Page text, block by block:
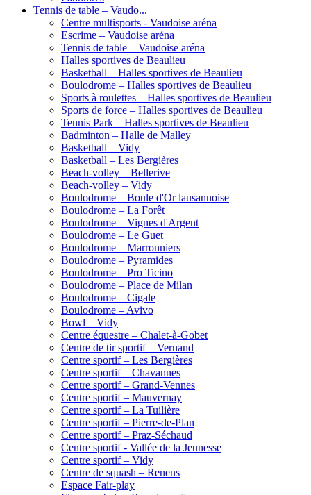
Tennis de table – Vaudo...
Centre multisports - Vaudoise aréna
Escrime – Vaudoise aréna
Tennis de table – Vaudoise aréna
Halles sportives de Beaulieu
Basketball – Halles sportives de Beaulieu
Boulodrome – Halles sportives de Beaulieu
Sports à roulettes – Halles sportives de Beaulieu
Sports de force – Halles sportives de Beaulieu
Tennis Park – Halles sportives de Beaulieu
Badminton – Halle de Malley
Basketball – Vidy
Basketball – Les Bergières
Beach-volley – Bellerive
Beach-volley – Vidy
Boulodrome – Boule d'Or lausannoise
Boulodrome – La Forêt
Boulodrome – Vignes d'Argent
Boulodrome – Le Guet
Boulodrome – Marronniers
Boulodrome – Pyramides
Boulodrome – Pro Ticino
Boulodrome – Place de Milan
Boulodrome – Cigale
Boulodrome – Avivo
Bowl – Vidy
Centre équestre – Chalet-à-Gobet
Centre de tir sportif – Vernand
Centre sportif – Les Bergières
Centre sportif – Chavannes
Centre sportif – Grand-Vennes
Centre sportif – Mauvernay
Centre sportif – La Tuilière
Centre sportif – Pierre-de-Plan
Centre sportif – Praz-Séchaud
Centre sportif - Vallée de la Jeunesse
Centre sportif – Vidy
Centre de squash – Renens
Espace Fair-play